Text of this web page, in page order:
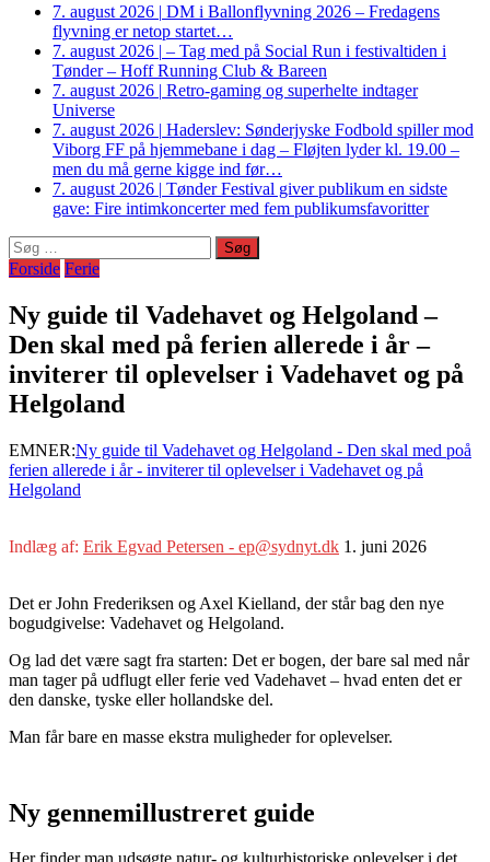
7. august 2026 | DM i Ballonflyvning 2026 – Fredagens
flyvning er netop startet…
7. august 2026 | – Tag med på Social Run i festivaltiden i
Tønder – Hoff Running Club & Bareen
7. august 2026 | Retro-gaming og superhelte indtager
Universe
7. august 2026 | Haderslev: Sønderjyske Fodbold spiller mod
Viborg FF på hjemmebane i dag – Fløjten lyder kl. 19.00 –
men du må gerne kigge ind før…
7. august 2026 | Tønder Festival giver publikum en sidste
gave: Fire intimkoncerter med fem publikumsfavoritter
Søg
efter:
Forside Ferie
Ny guide til Vadehavet og Helgoland –
Den skal med på ferien allerede i år –
inviterer til oplevelser i Vadehavet og på
Helgoland
EMNER:Ny guide til Vadehavet og Helgoland - Den skal med poå
ferien allerede i år - inviterer til oplevelser i Vadehavet og på
Helgoland
Indlæg af: Erik Egvad Petersen - ep@sydnyt.dk 1. juni 2026
Det er John Frederiksen og Axel Kielland, der står bag den nye
bogudgivelse: Vadehavet og Helgoland.
Og lad det være sagt fra starten: Det er bogen, der bare sal med når
man tager på udflugt eller ferie ved Vadehavet – hvad enten det er
den danske, tyske eller hollandske del.
Man får bare en masse ekstra muligheder for oplevelser.
Ny gennemillustreret guide